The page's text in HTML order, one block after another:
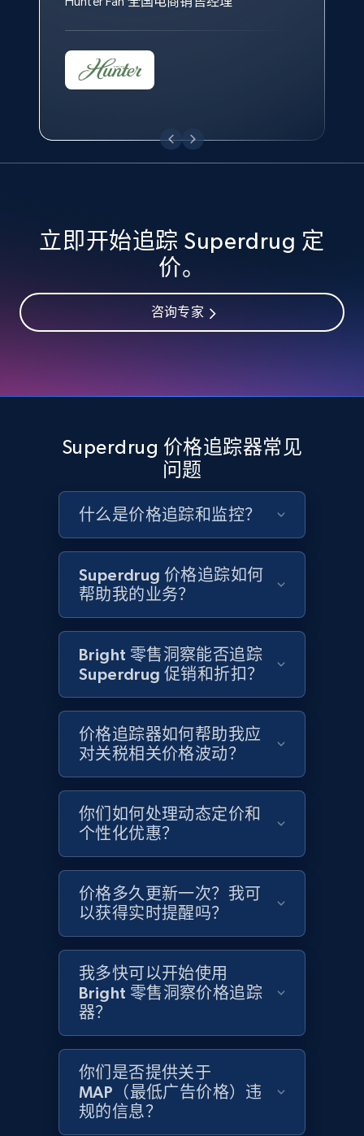
eBay - Collect products from shops on eBay
URL, Product id, Title, Seller name, Seller rating,
2.5K+ 358+ 立即开始
eBay - Collect records by category
URL, Product id, Title, Seller name, Seller rating,
Seller reviews, Breadcrumbs, Root category, and
URL, Product id, Title, Product description,
Rating, Reviews count, Images, Variations, and
more.
2.4K+ 199+ 立即开始
Google Shopping - collects products from
web using keywords
URL, Product id, Title, Product description,
Rating, Reviews count, Images, Variations, and
more.
2.4K+ 199+ 立即开始
Amazon products global dataset
Title, Seller name, Brand, Description, Initial
Amazon products global dataset - Collects
Title, Seller name, Brand, Description, Initial
price, Currency, Availability, Reviews count, and
立即开始追踪 Superdrug 定
价。
咨询专家
Superdrug 价格追踪器常见
问题
什么是价格追踪和监控？
Superdrug 价格追踪如何
帮助我的业务？
Bright 零售洞察能否追踪
Superdrug 促销和折扣？
价格追踪器如何帮助我应
对关税相关价格波动？
你们如何处理动态定价和
个性化优惠？
价格多久更新一次？我可
以获得实时提醒吗？
我多快可以开始使用
Bright 零售洞察价格追踪
器？
你们是否提供关于
MAP（最低广告价格）违
规的信息？